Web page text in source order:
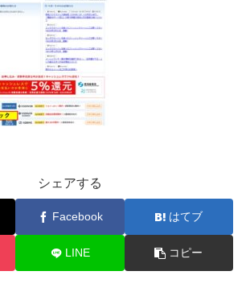
シェアする
Facebook はてブ
LINE コピー